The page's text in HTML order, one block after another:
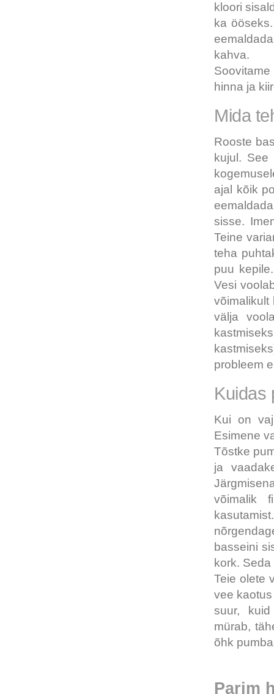
kloori
ka
kahva.
hinna ja
Mida
Rooste
kujul. See
ajal kõik
sisse.
Teine
teha
puu
Vesi
võimalikult
välja
probleem
Kuidas
Kui on
Esimene
Tõstke
ja
võimalik
basseini
kork.
Teie olete
vee
suur,
mürab,
õhk
Parim